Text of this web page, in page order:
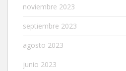
noviembre 2023
septiembre 2023
agosto 2023
junio 2023